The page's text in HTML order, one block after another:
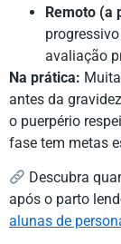
Remoto (a
avaliação
Na prática:
antes da
o puerpério
fase tem metas
Descubra
após o parto
alunas de